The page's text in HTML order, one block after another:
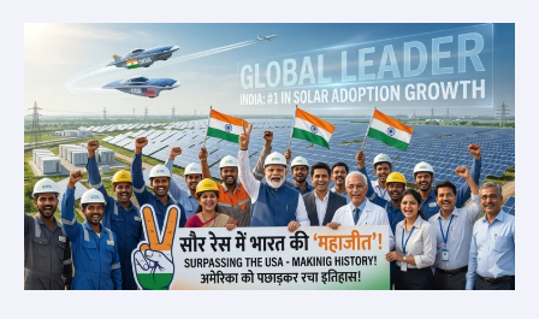
महाजीत,
अमेरिका
को
पछाड़कर
चीन
के